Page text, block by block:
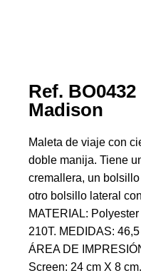
Ref.
Madison
Maleta de viaje con
doble manija. Tiene
cremallera, un
otro bolsillo lateral
MATERIAL:
210T. MEDIDAS:
ÁREA DE
Screen: 24 cm X 8